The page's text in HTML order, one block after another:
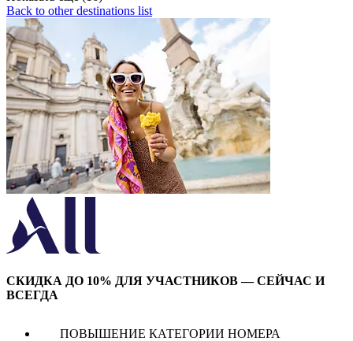
Back to other destinations list
СКИДКА ДО 10% ДЛЯ УЧАСТНИКОВ — СЕЙЧАС И
ВСЕГДА
ПОВЫШЕНИЕ КАТЕГОРИИ НОМЕРА